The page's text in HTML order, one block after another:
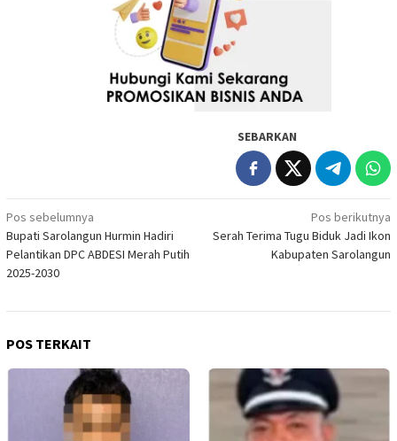
SEBARKAN
Navigasi
pos
Pos sebelumnya
Bupati Sarolangun Hurmin Hadiri
Pelantikan DPC ABDESI Merah Putih
2025-2030
Pos berikutnya
Serah Terima Tugu Biduk Jadi Ikon
Kabupaten Sarolangun
POS TERKAIT